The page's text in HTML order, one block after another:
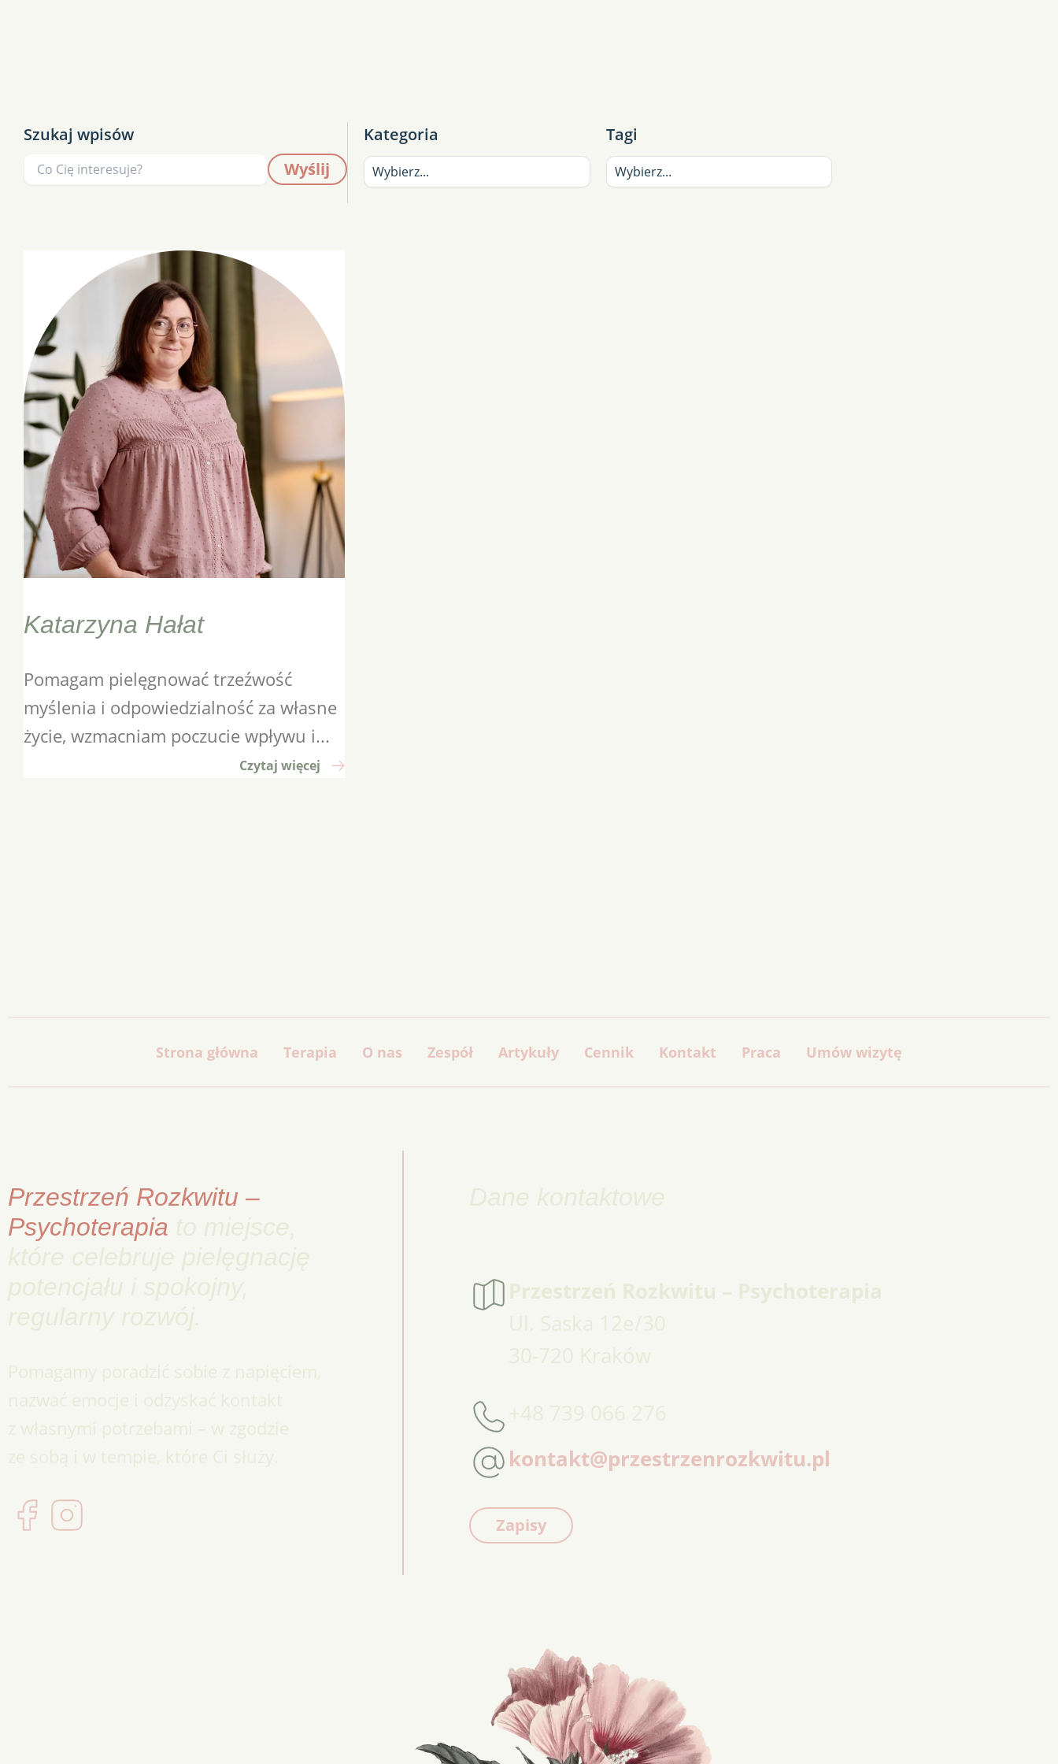
Szukaj wpisów
Wyślij
Kategoria Tagi
Katarzyna Hałat
Pomagam pielęgnować trzeźwość
myślenia i odpowiedzialność za własne
życie, wzmacniam poczucie wpływu i...
Czytaj więcej
Strona główna Terapia O nas Zespół Artykuły Cennik Kontakt Praca Umów wizytę
Przestrzeń Rozkwitu –
Psychoterapia
kontakt@przestrzenrozkwitu.pl
Zapisy